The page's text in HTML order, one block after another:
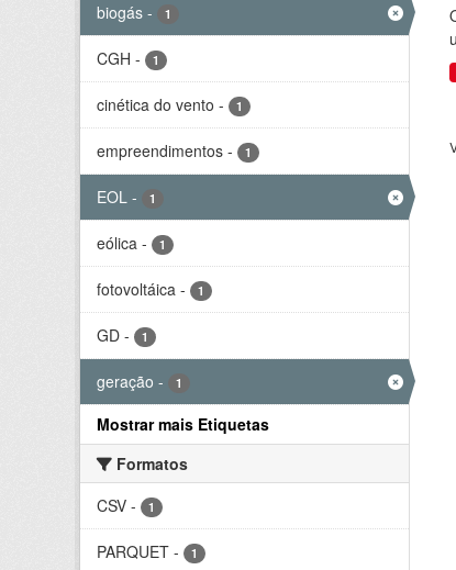
biogás - 1
CGH - 1
cinética do vento - 1
empreendimentos - 1
EOL - 1
eólica - 1
fotovoltáica - 1
GD - 1
geração - 1
Mostrar mais Etiquetas
Formatos
CSV - 1
PARQUET - 1